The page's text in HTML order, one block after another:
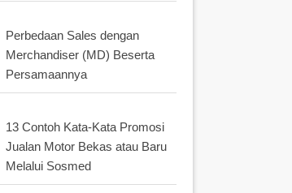
Perbedaan Sales dengan
Merchandiser (MD) Beserta
Persamaannya
13 Contoh Kata-Kata Promosi
Jualan Motor Bekas atau Baru
Melalui Sosmed